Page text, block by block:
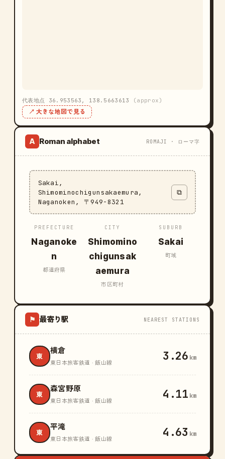
代表地点 36.953563, 138.5663613 (approx)
↗ 大きな地図で見る
A Roman alphabet ROMAJI · ローマ字
Sakai,
Shimominochigunsakaemura,
Naganoken, 〒949-8321
⧉
PREFECTURE
Naganoke
n
都道府県
CITY
Shimomino
chigunsak
aemura
市区町村
SUBURB
Sakai
町域
⚑ 最寄り駅 NEAREST STATIONS
東
横倉
東日本旅客鉄道 · 飯山線 3.26 km
東
森宮野原
東日本旅客鉄道 · 飯山線 4.11 km
東
平滝
東日本旅客鉄道 · 飯山線 4.63 km